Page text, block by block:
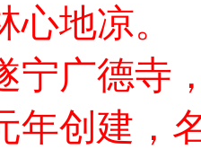
心地凉。
宁广德寺
年创建，